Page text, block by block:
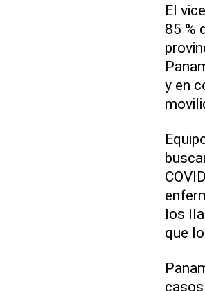
El
85 %
y en
los
que